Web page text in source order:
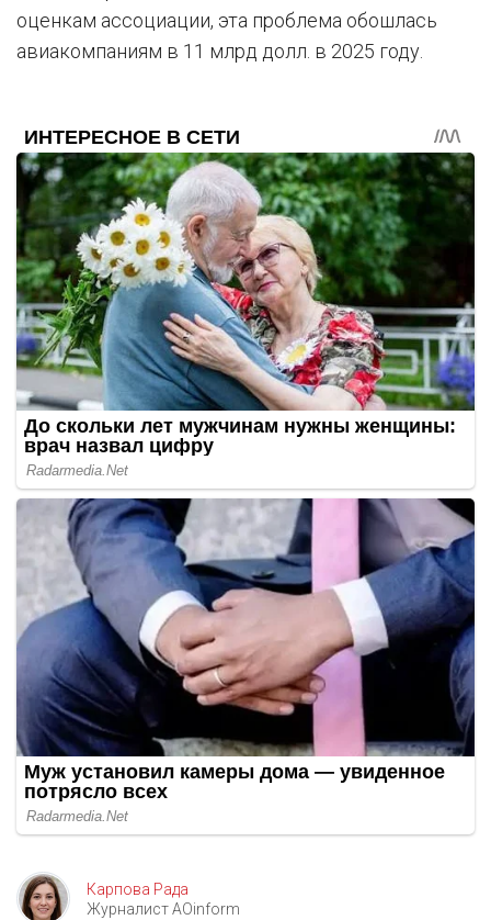
оценкам ассоциации, эта проблема обошлась
авиакомпаниям в 11 млрд долл. в 2025 году.
Карпова Рада
Журналист AOinform